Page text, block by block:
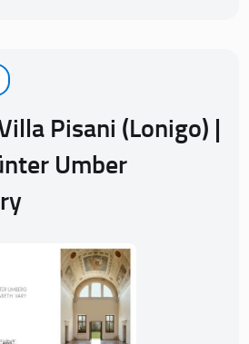
Pisani (Lonigo) |
Umber